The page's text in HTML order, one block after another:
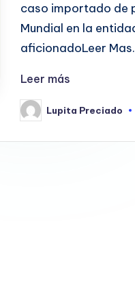
caso importado de
Mundial en la
aficionadoLeer
Leer más
Publicado
por
Lupita Preciado